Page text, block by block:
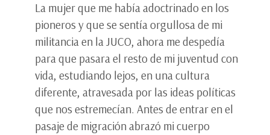
La mujer que me había adoctrinado en los
pioneros y que se sentía orgullosa de mi
militancia en la JUCO, ahora me despedía
para que pasara el resto de mi juventud con
vida, estudiando lejos, en una cultura
diferente, atravesada por las ideas políticas
que nos estremecían. Antes de entrar en el
pasaje de migración abrazó mi cuerpo